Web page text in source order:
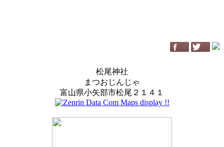
松尾神社
まつおじんじゃ
富山県小矢部市松尾２１４１